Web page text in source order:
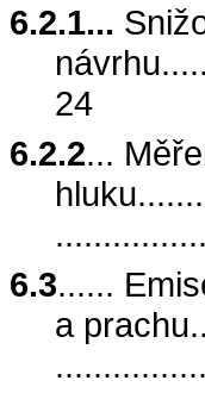
6.2.1...
24
6.2.2...
6.3......
a